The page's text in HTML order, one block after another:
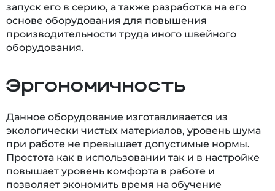
запуск его в серию, а также разработка на его
основе оборудования для повышения
производительности труда иного швейного
оборудования.
Эргономичность
Данное оборудование изготавливается из
экологически чистых материалов, уровень шума
при работе не превышает допустимые нормы.
Простота как в использовании так и в настройке
повышает уровень комфорта в работе и
позволяет экономить время на обучение